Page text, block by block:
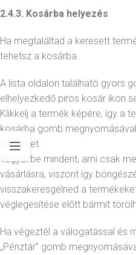
2.4.3. Kosárba helyezés
Ha megtaláltad a keresett
tehetsz a kosárba.
A lista oldalon található gyors
elhelyezkedő piros kosár ikon
Klikkelj a termék képére, így a
kosárba gomb
terméket.
Tegyél be mindent, ami csak
vásárlásra, viszont így
visszakeresgélned a
véglegesítése előtt bármit
Ha végeztél a válogatással és
„Pénztár” gomb